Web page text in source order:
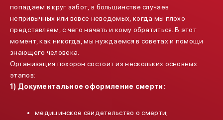
попадаем в круг забот, в большинстве случаев
непривычных или вовсе неведомых, когда мы плохо
представляем, с чего начать и кому обратиться. В этот
момент, как никогда, мы нуждаемся в советах и помощи
знающего человека.
Организация похорон состоит из нескольких основных
этапов:
1) Документальное оформление смерти:
медицинское свидетельство о смерти;